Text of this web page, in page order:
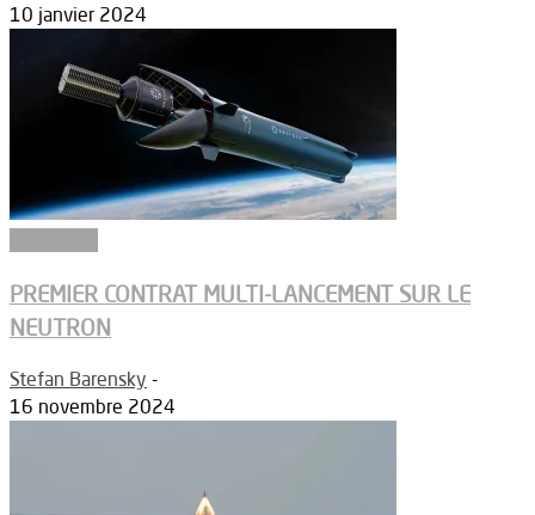
10 janvier 2024
PREMIER CONTRAT MULTI-LANCEMENT SUR LE
NEUTRON
Stefan Barensky -
16 novembre 2024